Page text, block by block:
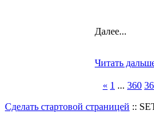
Далее...
Читать
« 1 ... 360
Сделать стартовой страницей ::